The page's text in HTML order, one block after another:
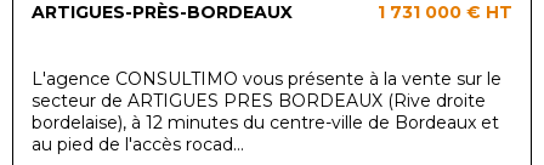
ARTIGUES-PRÈS-BORDEAUX 1 731 000 € HT
L'agence CONSULTIMO vous présente à la vente sur le
secteur de ARTIGUES PRES BORDEAUX (Rive droite
bordelaise), à 12 minutes du centre-ville de Bordeaux et
au pied de l'accès rocad...